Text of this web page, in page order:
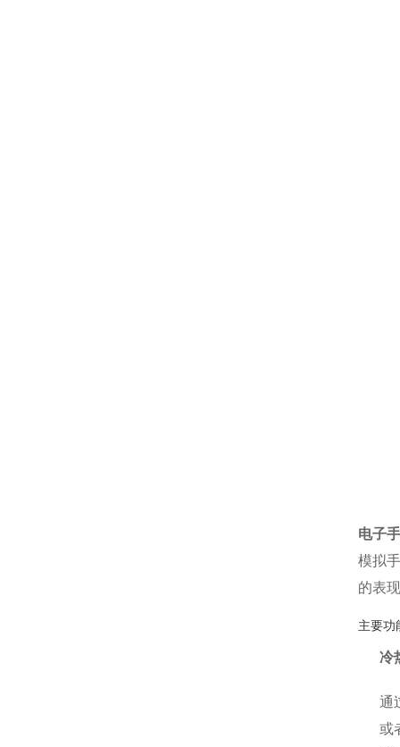
电子
模拟
的表
主要功
冷
通
或